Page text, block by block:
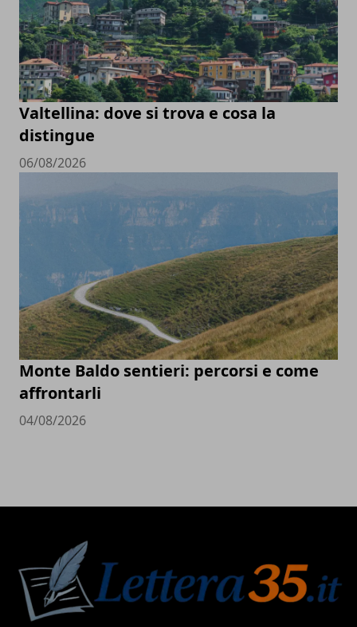
Valtellina: dove si trova e cosa la
distingue
06/08/2026
Monte Baldo sentieri: percorsi e come
affrontarli
04/08/2026